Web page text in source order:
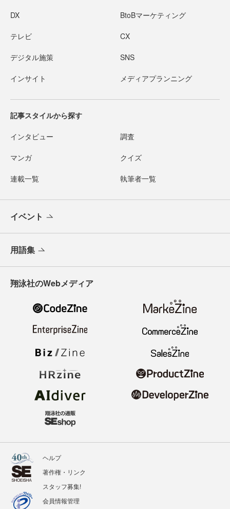
DX BtoBマーケティング
テレビ CX
デジタル施策 SNS
インサイト メディアプランニング
記事スタイルから探す
インタビュー 調査
マンガ クイズ
連載一覧 執筆者一覧
イベント
用語集
翔泳社のWebメディア
ヘルプ
著作権・リンク
スタッフ募集!
会員情報管理